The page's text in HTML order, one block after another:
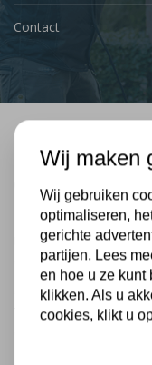
Contact
Bel mij
Gratis,
Uw naam:
Telefoonnummer:
Wij maken
Wij gebruiken
optimaliseren,
gerichte
partijen. Lees
en hoe u ze kunt
klikken. Als u
cookies, klikt u